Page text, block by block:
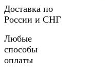
Доставка по
России и СНГ
Любые
способы
оплаты